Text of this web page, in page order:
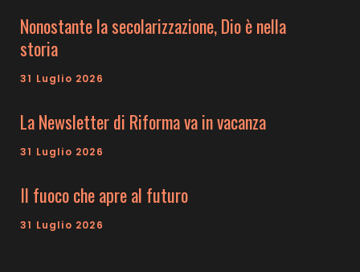
Nonostante la secolarizzazione, Dio è nella
storia
31 Luglio 2026
La Newsletter di Riforma va in vacanza
31 Luglio 2026
Il fuoco che apre al futuro
31 Luglio 2026